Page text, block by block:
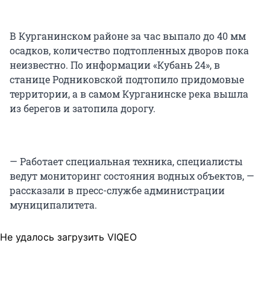
В Курганинском районе за час выпало до 40 мм
осадков, количество подтопленных дворов пока
неизвестно. По информации «Кубань 24», в
станице Родниковской подтопило придомовые
территории, а в самом Курганинске река вышла
из берегов и затопила дорогу.
— Работает специальная техника, специалисты
ведут мониторинг состояния водных объектов, —
рассказали в пресс-службе администрации
муниципалитета.
Не удалось загрузить VIQEO